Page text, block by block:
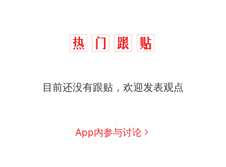
目前还没有跟贴，欢迎发表观点
App内参与讨论
热
那个在床头放菜刀的女孩，
交5060元才肯搬上楼！女子傻
佛山一中学招聘物理教师，笔
试前13名均遭淘汰？教育局：